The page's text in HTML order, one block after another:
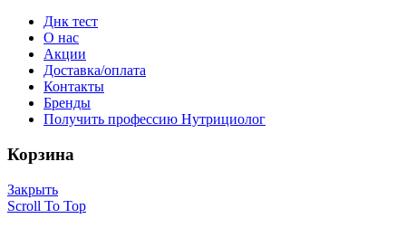
Днк тест
О нас
Акции
Доставка/оплата
Контакты
Бренды
Получить профессию Нутрициолог
Корзина
Закрыть
Scroll To Top